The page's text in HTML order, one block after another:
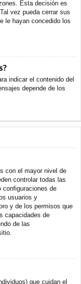
Esta decisión es
vez pueda cerrar sus
le hayan concedido los
indicar el contenido del
depende de los
con el mayor nivel de
controlar todas las
configuraciones de
usuarios y
y de los permisos que
capacidades de
de las
que cuidan el